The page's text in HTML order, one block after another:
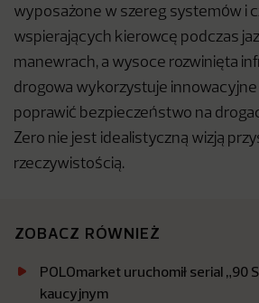
wyposażone w szereg systemów i
wspierających kierowcę podczas
manewrach, a wysoce rozwinięta
drogowa wykorzystuje
poprawić bezpieczeństwo na
Zero nie jest idealistyczną wizją
rzeczywistością.
ZOBACZ RÓWNIEŻ
POLOmarket uruchomił serial „90
kaucyjnym